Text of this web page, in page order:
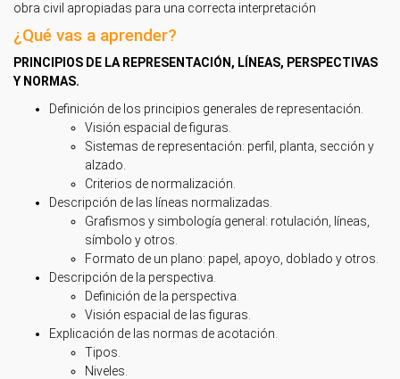
obra civil apropiadas para una correcta interpretación
¿Qué vas a aprender?
PRINCIPIOS DE LA REPRESENTACIÓN, LÍNEAS, PERSPECTIVAS
Y NORMAS.
Definición de los principios generales de representación.
Visión espacial de figuras.
Sistemas de representación: perfil, planta, sección y
alzado.
Criterios de normalización.
Descripción de las líneas normalizadas.
Grafismos y simbología general: rotulación, líneas,
símbolo y otros.
Formato de un plano: papel, apoyo, doblado y otros.
Descripción de la perspectiva.
Definición de la perspectiva.
Visión espacial de las figuras.
Explicación de las normas de acotación.
Tipos.
Niveles.